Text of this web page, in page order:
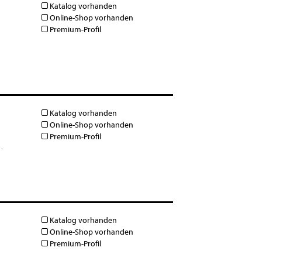
Katalog vorhanden
Online-Shop vorhanden
Premium-Profil
·
Katalog vorhanden
Online-Shop vorhanden
Premium-Profil
Katalog vorhanden
Online-Shop vorhanden
Premium-Profil